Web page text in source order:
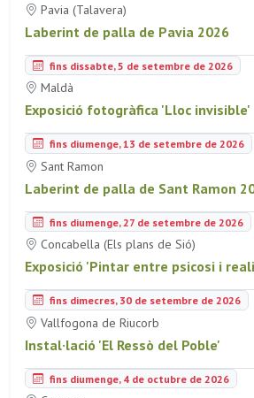
Pavia (Talavera)
Laberint de palla de Pavia 2026
fins dissabte, 5 de setembre de 2026
Maldà
Exposició fotogràfica 'Lloc invisible'
fins diumenge, 13 de setembre de 2026
Sant Ramon
Laberint de palla de Sant Ramon
fins diumenge, 27 de setembre de 2026
Concabella (Els plans de Sió)
Exposició 'Pintar entre psicosi i
fins dimecres, 30 de setembre de 2026
Vallfogona de Riucorb
Instal·lació 'El Ressò del Poble'
fins diumenge, 4 de octubre de 2026